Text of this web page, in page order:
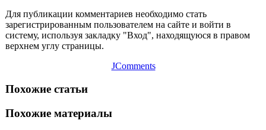
Для публикации комментариев необходимо стать
зарегистрированным пользователем на сайте и войти в
систему, используя закладку "Вход", находящуюся в правом
верхнем углу страницы.
JComments
Похожие статьи
Похожие материалы